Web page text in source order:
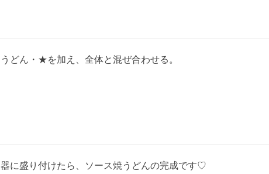
うどん・★を加え、全体と混ぜ合わせる。
器に盛り付けたら、ソース焼うどんの完成です♡